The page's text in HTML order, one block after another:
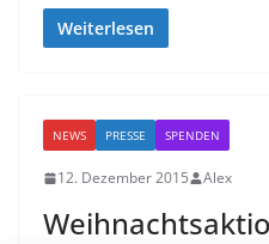
Weiterlesen
NEWS PRESSE SPENDEN
12. Dezember 2015 Alex